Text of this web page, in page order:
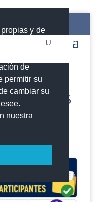
y de
que
cookies no
de
permitir su
cambiar su
nuestra